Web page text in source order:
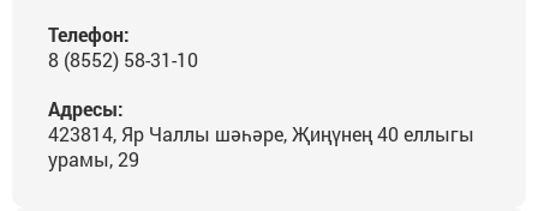
Телефон:
8 (8552) 58-31-10
Адресы:
423814, Яр Чаллы шәһәре, Җиңүнең 40 еллыгы
урамы, 29